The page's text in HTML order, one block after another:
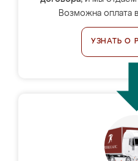
Возможна оплата
УЗНАТЬ О